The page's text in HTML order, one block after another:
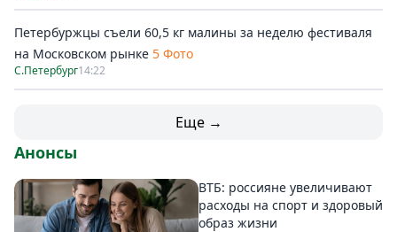
Петербуржцы съели 60,5 кг малины за неделю фестиваля
на Московском рынке 5 Фото
С.Петербург14:22
Еще →
Анонсы
ВТБ: россияне увеличивают
расходы на спорт и здоровый
образ жизни